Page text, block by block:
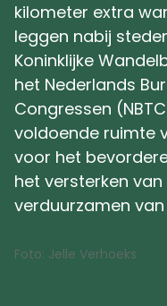
kilometer extra
leggen nabij
Koninklijke
het Nederlands
Congressen
voldoende ruimte
voor het
het versterken
verduurzamen
Foto: Jelle Verhoeks